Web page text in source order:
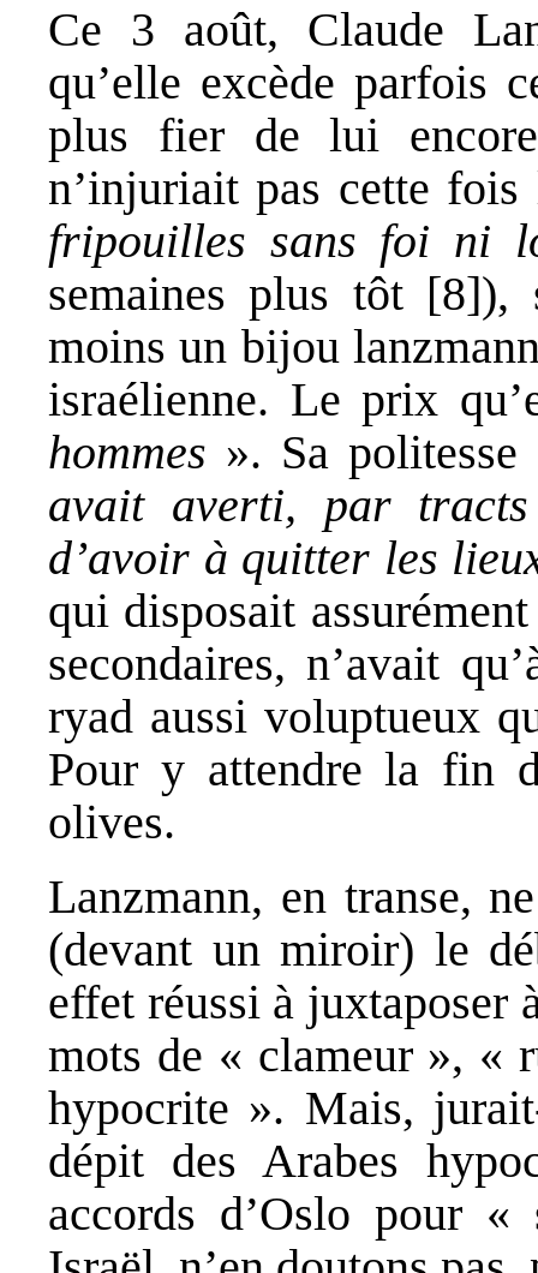
Ce 3 août, Claude
qu’elle excède parfois
plus fier de lui
n’injuriait pas cette
fripouilles sans foi ni
semaines plus tôt [8]),
moins un bijou
israélienne. Le prix
hommes ». Sa
avait averti, par
d’avoir à quitter les
qui disposait
secondaires, n’avait
ryad aussi voluptueux
Pour y attendre la fin
olives.
Lanzmann, en transe,
(devant un miroir) le
effet réussi à juxtaposer
mots de « clameur », «
hypocrite ». Mais,
dépit des Arabes
accords d’Oslo pour «